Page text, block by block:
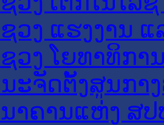
ວງ ແຮງງານ
ວງ ໂຍທາທິກາ
ະຈັດຕັ້ງສູນກາ
າຄານແຫ່ງ ສປ